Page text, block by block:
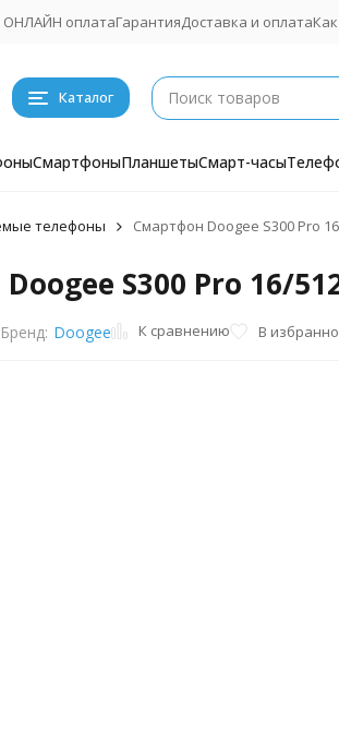
ОНЛАЙН оплатаГарантияДоставка и оплата
Каталог
СмартфоныПланшетыСмарт-часы
телефоны Смартфон Doogee S300 Pro
S300 Pro 16/
Бренд: Doogee К сравнению В